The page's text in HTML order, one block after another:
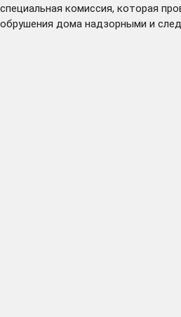
специальная комиссия, которая
обрушения дома надзорными и